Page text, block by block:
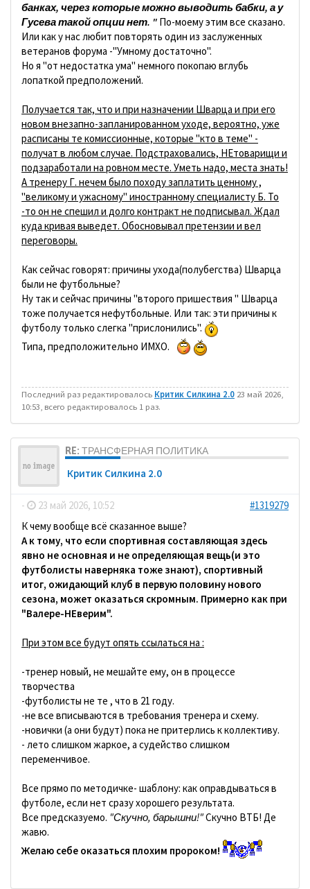
банках, через которые можно выводить бабки, а у
Гусева такой опции нет. " По-моему этим все сказано.
Или как у нас любит повторять один из заслуженных
ветеранов форума -"Умному достаточно".
Но я "от недостатка ума" немного покопаю вглубь
лопаткой предположений.
Получается так, что и при назначении Шварца и при его
новом внезапно-запланированном уходе, вероятно, уже
расписаны те комиссионные, которые "кто в теме" -
получат в любом случае. Подстраховались, НЕтоварищи и
подзаработали на ровном месте. Уметь надо, места знать!
А тренеру Г. нечем было походу заплатить ценному ,
"великому и ужасному" иностранному специалисту Б. То
-то он не спешил и долго контракт не подписывал. Ждал
куда кривая выведет. Обосновывал претензии и вел
переговоры.
Как сейчас говорят: причины ухода(полубегства) Шварца
были не футбольные?
Ну так и сейчас причины "второго пришествия " Шварца
тоже получается нефутбольные. Или так: эти причины к
футболу только слегка "прислонились".
Типа, предположительно ИМХО.
Последний раз редактировалось Критик Силкина 2.0 23 май 2026,
10:53, всего редактировалось 1 раз.
RE: ТРАНСФЕРНАЯ ПОЛИТИКА
Критик Силкина 2.0
- 23 май 2026, 10:52
#1319279
К чему вообще всё сказанное выше?
А к тому, что если спортивная составляющая здесь
явно не основная и не определяющая вещь(и это
футболисты наверняка тоже знают), спортивный
итог, ожидающий клуб в первую половину нового
сезона, может оказаться скромным. Примерно как при
"Валере-НЕверим".
При этом все будут опять ссылаться на :
-тренер новый, не мешайте ему, он в процессе
творчества
-футболисты не те , что в 21 году.
-не все вписываются в требования тренера и схему.
-новички (а они будут) пока не притерлись к коллективу.
- лето слишком жаркое, а судейство слишком
переменчивое.
Все прямо по методичке- шаблону: как оправдываться в
футболе, если нет сразу хорошего результата.
Все предсказуемо. "Скучно, барышни!"Скучно ВТБ! Де
жавю.
Желаю себе оказаться плохим пророком!